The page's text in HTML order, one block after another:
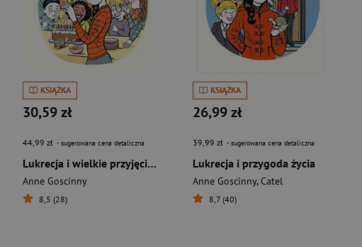
KSIĄŻKA
30,59 zł
44,99 zł - sugerowana cena detaliczna
Lukrecja i wielkie przyjęcie urodzinowe
Anne Goscinny
8,5 (28)
KSIĄŻKA
26,99 zł
39,99 zł - sugerowana cena detaliczna
Lukrecja i przygoda życia
Anne Goscinny,Catel
8,7 (40)